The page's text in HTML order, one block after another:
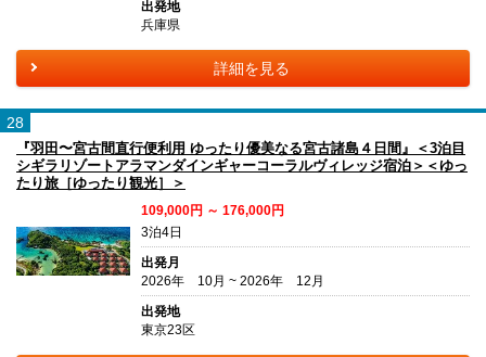
出発地
兵庫県
詳細を見る
28
『羽田〜宮古間直行便利用 ゆったり優美なる宮古諸島４日間』＜3泊目
シギラリゾートアラマンダインギャーコーラルヴィレッジ宿泊＞＜ゆっ
たり旅［ゆったり観光］＞
109,000円 ～ 176,000円
3泊4日
出発月
2026年 10月 ~ 2026年 12月
出発地
東京23区